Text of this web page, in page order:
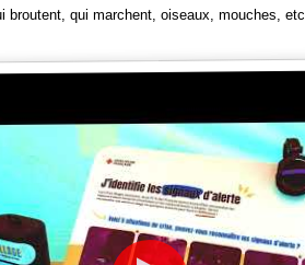
broutent, qui marchent, oiseaux, mouches, etc.